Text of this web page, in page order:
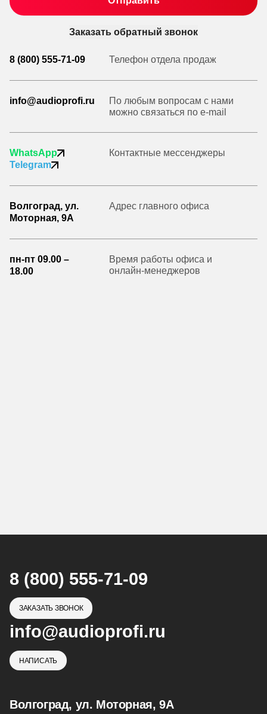
Заказать обратный звонок
8 (800) 555-71-09 Телефон отдела продаж
info@audioprofi.ru
По любым вопросам с нами
можно связаться по e-mail
WhatsApp
Telegram
Контактные мессенджеры
Волгоград, ул.
Моторная, 9А
Адрес главного офиса
пн-пт 09.00 –
18.00
Время работы офиса и
онлайн-менеджеров
8 (800) 555-71-09
ЗАКАЗАТЬ ЗВОНОК
info@audioprofi.ru
НАПИСАТЬ
Волгоград, ул. Моторная, 9А